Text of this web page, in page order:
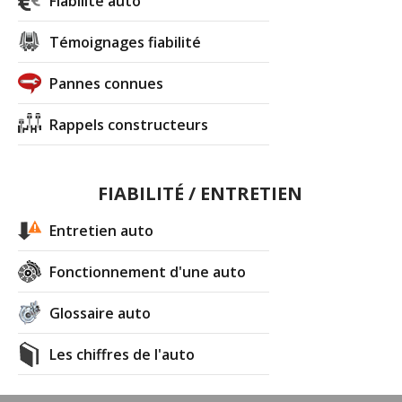
m´intéresse afin de ne pas avoir à aller chez tous
Merci
Réagir à ce commentaire
(Votre post sera visible sous le commentaire)
Par
Ce serait bien un classement par largeur, pour les
entrées des anciens garages.
Merci
Il y a1réaction(s) sur ce commentaire :
Témoignages fiabilité
Pannes connues
Rappels constructeurs
FIABILITÉ / ENTRETIEN
Entretien auto
Fonctionnement d'une auto
Glossaire auto
Les chiffres de l'auto